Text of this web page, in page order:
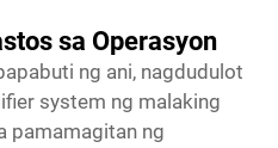
sa Operasyon
ng ani, nagdudulot
system ng malaking
pamamagitan ng